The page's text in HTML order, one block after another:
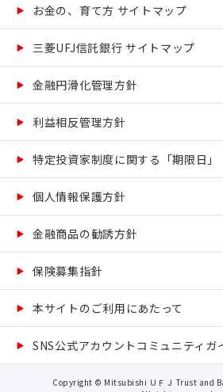
お金の、育て方 サイトマップ
三菱UFJ信託銀行 サイトマップ
金融円滑化管理方針
利益相反管理方針
特定投資家制度に関する「期限日」
個人情報保護方針
金融商品の勧誘方針
保険募集指針
本サイトのご利用にあたって
SNS公式アカウントコミュニティガ
Copyright © Mitsubishi ＵＦＪ Trust and